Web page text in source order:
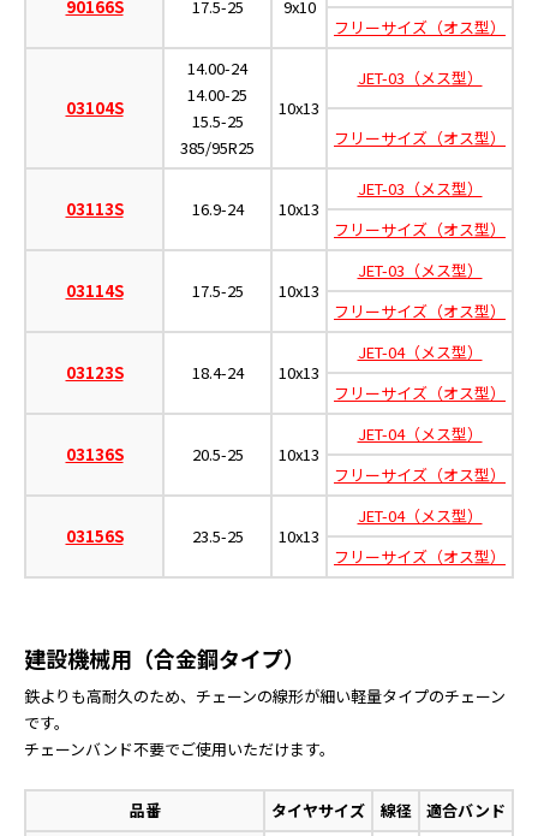
90166S 17.5-25 9x10
フリーサイズ（オス型）
03104S
14.00-24
14.00-25
15.5-25
385/95R25
10x13
JET-03（メス型）
フリーサイズ（オス型）
03113S 16.9-24 10x13
JET-03（メス型）
フリーサイズ（オス型）
03114S 17.5-25 10x13
JET-03（メス型）
フリーサイズ（オス型）
03123S 18.4-24 10x13
JET-04（メス型）
フリーサイズ（オス型）
03136S 20.5-25 10x13
JET-04（メス型）
フリーサイズ（オス型）
03156S 23.5-25 10x13
JET-04（メス型）
フリーサイズ（オス型）
建設機械用（合金鋼タイプ）
鉄よりも高耐久のため、チェーンの線形が細い軽量タイプのチェーン
です。
チェーンバンド不要でご使用いただけます。
品番 タイヤサイズ 線径 適合バンド